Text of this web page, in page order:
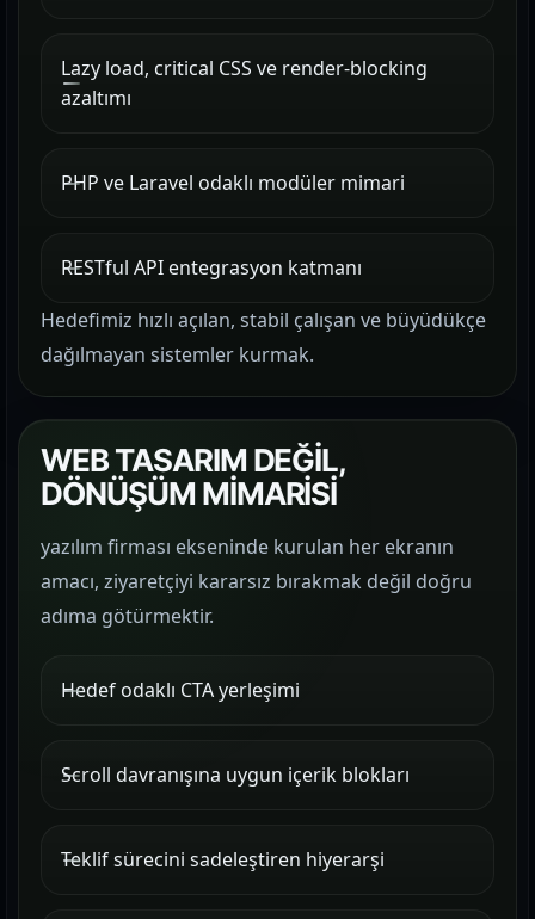
Lazy load, critical CSS ve render-blocking
azaltımı
PHP ve Laravel odaklı modüler mimari
RESTful API entegrasyon katmanı
Hedefimiz hızlı açılan, stabil çalışan ve büyüdükçe
dağılmayan sistemler kurmak.
WEB TASARIM DEĞİL,
DÖNÜŞÜM MİMARİSİ
yazılım firması ekseninde kurulan her ekranın
amacı, ziyaretçiyi kararsız bırakmak değil doğru
adıma götürmektir.
Hedef odaklı CTA yerleşimi
Scroll davranışına uygun içerik blokları
Teklif sürecini sadeleştiren hiyerarşi